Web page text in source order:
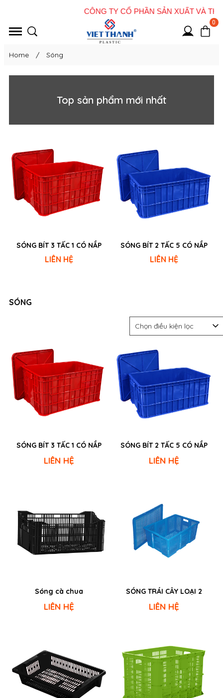
0
Home / Sóng
Top sản phẩm mới nhất
SÓNG BÍT 3 TẤC 1 CÓ NẮP
LIÊN HỆ
SÓNG BÍT 2 TẤC 5 CÓ NẮP
LIÊN HỆ
SÓNG BÍT 3 TẤC 1 CÓ NẮP
LIÊN HỆ
SÓNG BÍT 2 TẤC 5 CÓ NẮP
LIÊN HỆ
Sóng cà chua
LIÊN HỆ
SÓNG TRÁI CÂY LOẠI 2
LIÊN HỆ
Chọn điều kiện lọc
SÓNG